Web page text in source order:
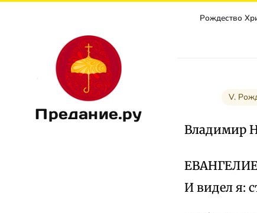
Предание.ру
V.
Владимир
ЕВАНГЕЛИЕ
И видел я: